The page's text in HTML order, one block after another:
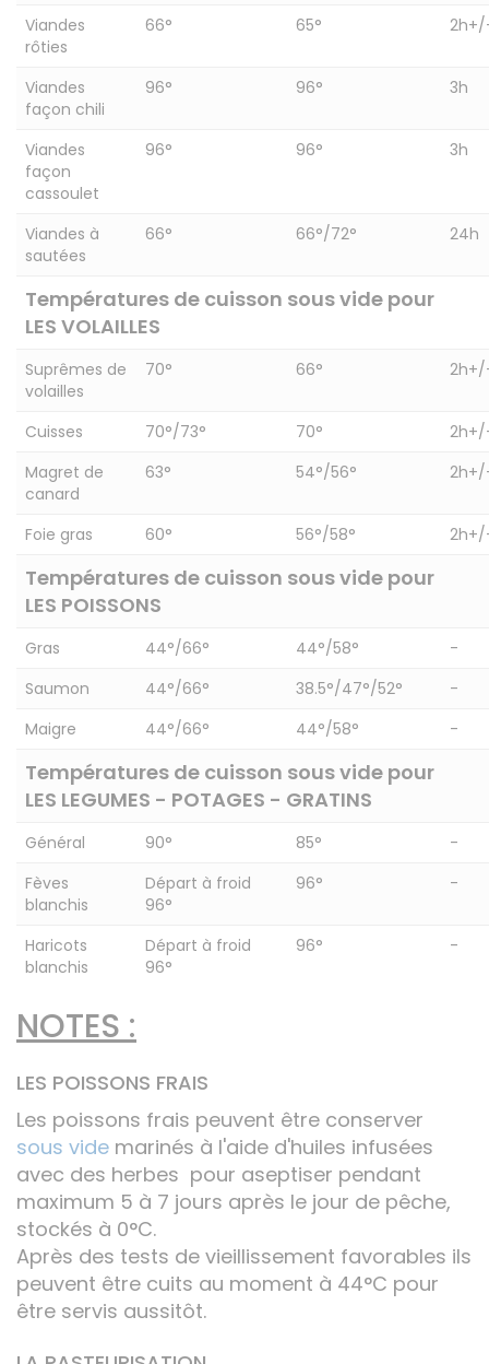
Viandes
rôties
66° 65°
Viandes
façon chili
96° 96° 3h
Viandes
façon
cassoulet
96° 96° 3h
Viandes à
sautées
66° 66°/72° 24h
Températures de cuisson sous vide pour
LES VOLAILLES
Suprêmes de
volailles
70° 66°
Cuisses 70°/73° 70°
Magret de
canard
63° 54°/56°
Foie gras 60° 56°/58°
Températures de cuisson sous vide pour
LES POISSONS
Gras 44°/66° 44°/58°
-
Saumon
44°/66° 38.5°/47°/52°
-
Maigre
44°/66° 44°/58° -
Températures de cuisson sous vide pour
LES LEGUMES - POTAGES - GRATINS
Général 90° 85°
-
Fèves
blanchis
Départ à froid
96°
96° -
Haricots
blanchis
Départ à froid
96°
96° -
NOTES :
LES POISSONS FRAIS
Les poissons frais peuvent être conserver
sous vide marinés à l'aide d'huiles infusées
avec des herbes pour aseptiser pendant
maximum 5 à 7 jours après le jour de pêche,
stockés à 0°C.
Après des tests de vieillissement favorables ils
peuvent être cuits au moment à 44°C pour
être servis aussitôt.